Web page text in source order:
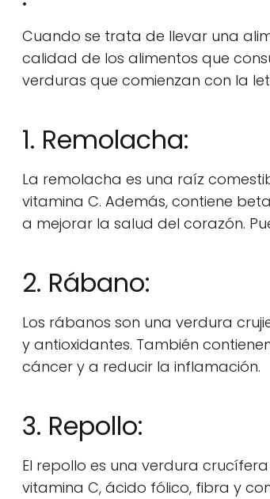
Cuando se trata de llevar una
calidad de los alimentos que
verduras que comienzan con la
1. Remolacha:
La remolacha es una raíz
vitamina C. Además, contiene
a mejorar la salud del corazón.
2. Rábano:
Los rábanos son una verdura
y antioxidantes. También
cáncer y a reducir la inflamación.
3. Repollo:
El repollo es una verdura
vitamina C, ácido fólico, fibra y